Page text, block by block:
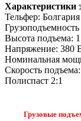
Характеристики
Тельфер: Болгария
Высота подъема:
Напряжение: 380
Номинальная
Скорость
Полиспаст 2:1
Грузовые